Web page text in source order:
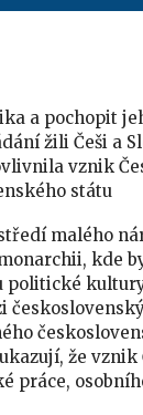
a pochopit
žili Češi a
vznik
státu
malého
kde
že
práce,